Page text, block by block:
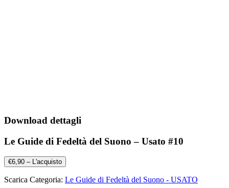
Download dettagli
Le Guide di Fedeltà del Suono – Usato #10
€6,90 – L'acquisto
Scarica Categoria: Le Guide di Fedeltà del Suono - USATO